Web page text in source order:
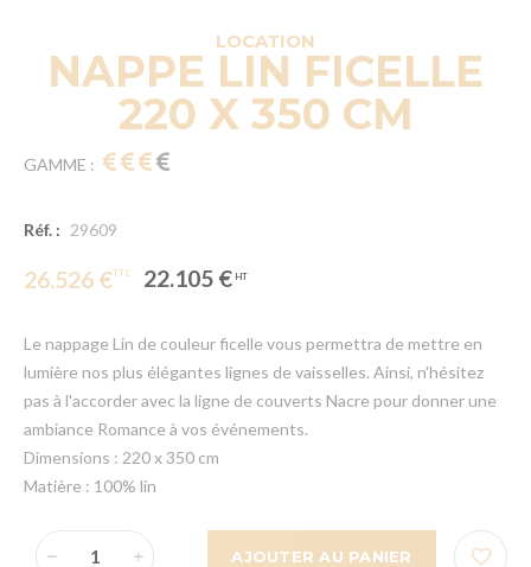
LOCATION
NAPPE LIN FICELLE
220 X 350 CM
GAMME :
Réf. : 29609
26.526 € 22.105 €
Le nappage Lin de couleur ficelle vous permettra de mettre en
lumière nos plus élégantes lignes de vaisselles. Ainsi, n'hésitez
pas à l'accorder avec la ligne de couverts Nacre pour donner une
ambiance Romance à vos événements.
Dimensions : 220 x 350 cm
Matière : 100% lin
AJOUTER AU PANIER